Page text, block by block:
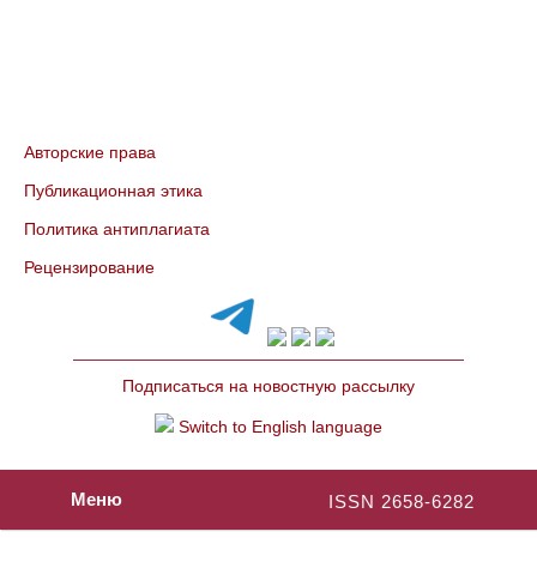
Авторские права
Публикационная этика
Политика антиплагиата
Рецензирование
Подписаться на новостную рассылку
Switch to English language
ISSN 2658-6282
Меню